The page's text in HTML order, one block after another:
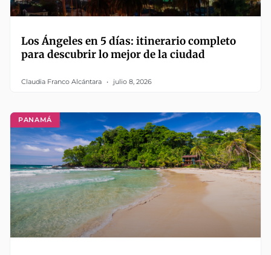
Los Ángeles en 5 días: itinerario completo
para descubrir lo mejor de la ciudad
Claudia Franco Alcántara julio 8, 2026
PANAMÁ